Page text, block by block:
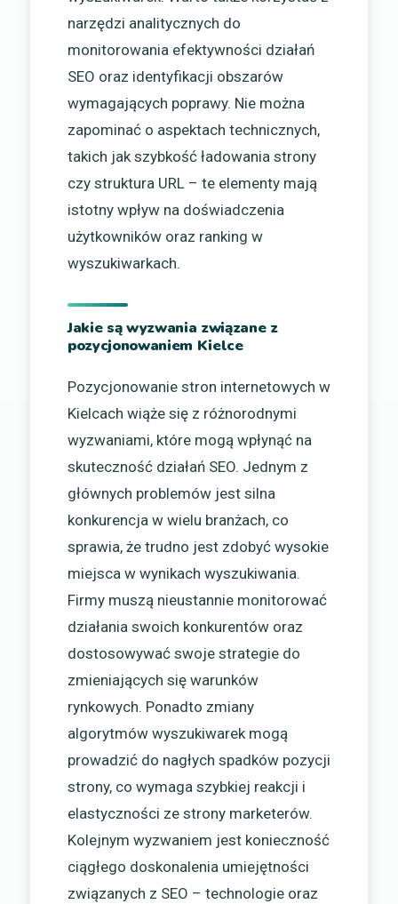
narzędzi analitycznych do
monitorowania efektywności działań
SEO oraz identyfikacji obszarów
wymagających poprawy. Nie można
zapominać o aspektach technicznych,
takich jak szybkość ładowania strony
czy struktura URL – te elementy mają
istotny wpływ na doświadczenia
użytkowników oraz ranking w
wyszukiwarkach.
Jakie są wyzwania związane z
pozycjonowaniem Kielce
Pozycjonowanie stron internetowych w
Kielcach wiąże się z różnorodnymi
wyzwaniami, które mogą wpłynąć na
skuteczność działań SEO. Jednym z
głównych problemów jest silna
konkurencja w wielu branżach, co
sprawia, że trudno jest zdobyć wysokie
miejsca w wynikach wyszukiwania.
Firmy muszą nieustannie monitorować
działania swoich konkurentów oraz
dostosowywać swoje strategie do
zmieniających się warunków
rynkowych. Ponadto zmiany
algorytmów wyszukiwarek mogą
prowadzić do nagłych spadków pozycji
strony, co wymaga szybkiej reakcji i
elastyczności ze strony marketerów.
Kolejnym wyzwaniem jest konieczność
ciągłego doskonalenia umiejętności
związanych z SEO – technologie oraz